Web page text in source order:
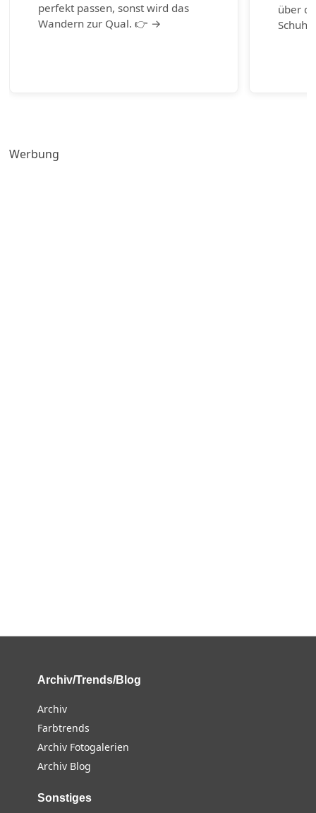
perfekt passen, sonst wird das
Wandern zur Qual. 👉 →
über
Werbung
Archiv/Trends/Blog
Archiv
Farbtrends
Archiv Fotogalerien
Archiv Blog
Sonstiges